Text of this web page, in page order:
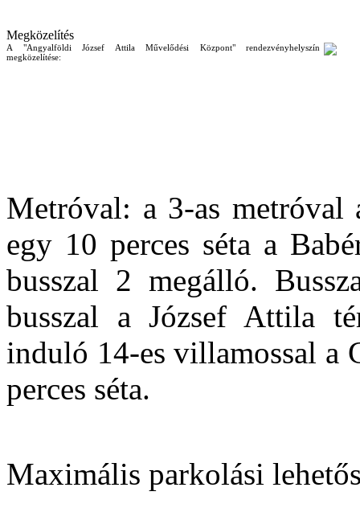
Megközelítés
A "Angyalföldi József Attila Művelődési Központ" rendezvényhelyszín
megközelítése:
Metróval: a 3-as metróval
egy 10 perces séta a
busszal 2 megálló.
busszal a József Attila
induló 14-es villamossal a
perces séta.
Maximális parkolási